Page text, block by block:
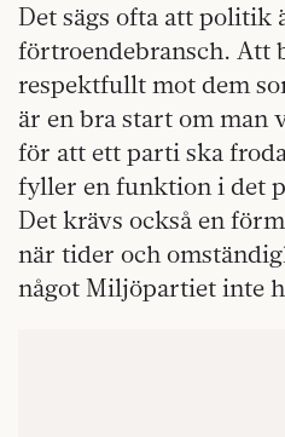
Det sägs ofta att politik
förtroendebransch. Att
respektfullt mot dem
är en bra start om man
för att ett parti ska
fyller en funktion i det
Det krävs också en
när tider och
något Miljöpartiet inte